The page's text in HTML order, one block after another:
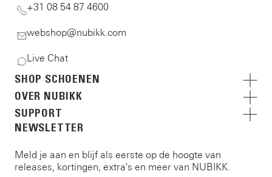
+31 08 54 87 4600
webshop@nubikk.com
Live Chat
SHOP SCHOENEN
OVER NUBIKK
SUPPORT
NEWSLETTER
Meld je aan en blijf als eerste op de hoogte van
releases, kortingen, extra's en meer van NUBIKK.